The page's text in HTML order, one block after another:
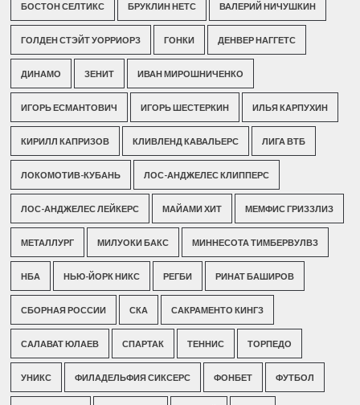
БОСТОН СЕЛТИКС БРУКЛИН НЕТС ВАЛЕРИЙ НИЧУШКИН
ГОЛДЕН СТЭЙТ УОРРИОРЗ ГОНКИ ДЕНВЕР НАГГЕТС
ДИНАМО ЗЕНИТ ИВАН МИРОШНИЧЕНКО
ИГОРЬ ЕСМАНТОВИЧ ИГОРЬ ШЕСТЕРКИН ИЛЬЯ КАРПУХИН
КИРИЛЛ КАПРИЗОВ КЛИВЛЕНД КАВАЛЬЕРС ЛИГА ВТБ
ЛОКОМОТИВ-КУБАНЬ ЛОС-АНДЖЕЛЕС КЛИППЕРС
ЛОС-АНДЖЕЛЕС ЛЕЙКЕРС МАЙАМИ ХИТ МЕМФИС ГРИЗЗЛИЗ
МЕТАЛЛУРГ МИЛУОКИ БАКС МИННЕСОТА ТИМБЕРВУЛВЗ
НБА НЬЮ-ЙОРК НИКС РЕГБИ РИНАТ БАШИРОВ
СБОРНАЯ РОССИИ СКА САКРАМЕНТО КИНГЗ
САЛАВАТ ЮЛАЕВ СПАРТАК ТЕННИС ТОРПЕДО
УНИКС ФИЛАДЕЛЬФИЯ СИКСЕРС ФОНБЕТ ФУТБОЛ